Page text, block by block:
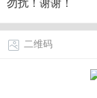
勿扰！谢谢！
二维码